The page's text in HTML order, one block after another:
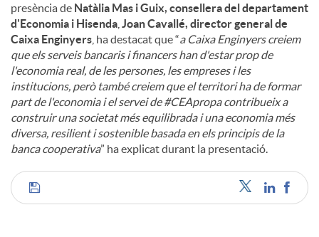
presència de Natàlia Mas i Guix, consellera del departament
d'Economia i Hisenda Joan Cavallé, director general de
Caixa Enginyers , ha destacat que “a Caixa Enginyers creiem
que els serveis bancaris i financers han d'estar prop de
l'economia real, de les persones, les empreses i les
institucions, però també creiem que el territori ha de formar
part de l'economia i el servei de #CEApropa contribueix a
construir una societat més equilibrada i una economia més
diversa, resilient i sostenible basada en els principis de la
banca cooperativa” ha explicat durant la presentació.
C